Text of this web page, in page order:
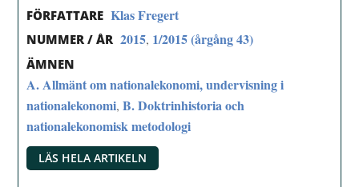
FÖRFATTARE Klas Fregert
NUMMER / ÅR 2015, 1/2015 (årgång 43)
ÄMNEN
A. Allmänt om nationalekonomi, undervisning i
nationalekonomi,B. Doktrinhistoria och
nationalekonomisk metodologi
LÄS HELA ARTIKELN